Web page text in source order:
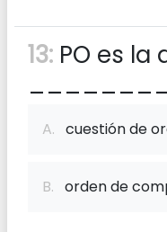
13: PO es
A. cuestión de
B. orden de